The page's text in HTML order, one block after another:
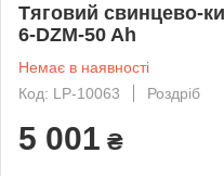
Тяговий свинцево-
6-DZM-50 Ah
Немає в наявності
Код: LP-10063
Роздріб
5 001 ₴